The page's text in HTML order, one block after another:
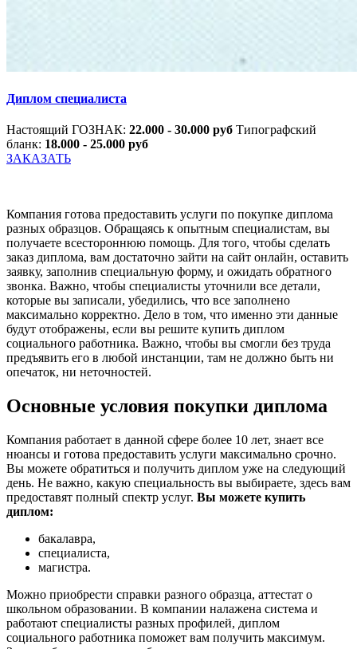
Диплом специалиста
Настоящий ГОЗНАК: 22.000 - 30.000 руб Типографский
бланк: 18.000 - 25.000 руб
ЗАКАЗАТЬ
Компания готова предоставить услуги по покупке диплома
разных образцов. Обращаясь к опытным специалистам, вы
получаете всестороннюю помощь. Для того, чтобы сделать
заказ диплома, вам достаточно зайти на сайт онлайн, оставить
заявку, заполнив специальную форму, и ожидать обратного
звонка. Важно, чтобы специалисты уточнили все детали,
которые вы записали, убедились, что все заполнено
максимально корректно. Дело в том, что именно эти данные
будут отображены, если вы решите купить диплом
социального работника. Важно, чтобы вы смогли без труда
предъявить его в любой инстанции, там не должно быть ни
опечаток, ни неточностей.
Основные условия покупки диплома
Компания работает в данной сфере более 10 лет, знает все
нюансы и готова предоставить услуги максимально срочно.
Вы можете обратиться и получить диплом уже на следующий
день. Не важно, какую специальность вы выбираете, здесь вам
предоставят полный спектр услуг. Вы можете купить
диплом:
бакалавра,
специалиста,
магистра.
Можно приобрести справки разного образца, аттестат о
школьном образовании. В компании налажена система и
работают специалисты разных профилей, диплом
социального работника поможет вам получить максимум.